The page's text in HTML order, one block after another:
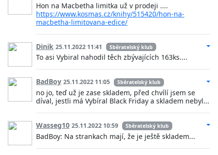
Hon na Macbetha limitka už v prodeji ....
https://www.kosmas.cz/knihy/515420/hon-na-
macbetha-limitovana-edice/
Dinik 25.11.2022 11:41 Sběratelský klub
To asi Vybiral nahodil těch zbývajících 163ks....
BadBoy 25.11.2022 11:05 Sběratelský klub
no jo, teď už je zase skladem, před chvílí jsem se
díval, jestli má Vybíral Black Friday a skladem nebyl...
Wasseg10 25.11.2022 10:59 Sběratelský klub
BadBoy: Na strankach mají, že je ještě skladem...